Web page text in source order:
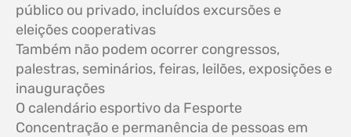
público ou privado, incluídos excursões e
eleições cooperativas
Também não podem ocorrer congressos,
palestras, seminários, feiras, leilões, exposições e
inaugurações
O calendário esportivo da Fesporte
Concentração e permanência de pessoas em